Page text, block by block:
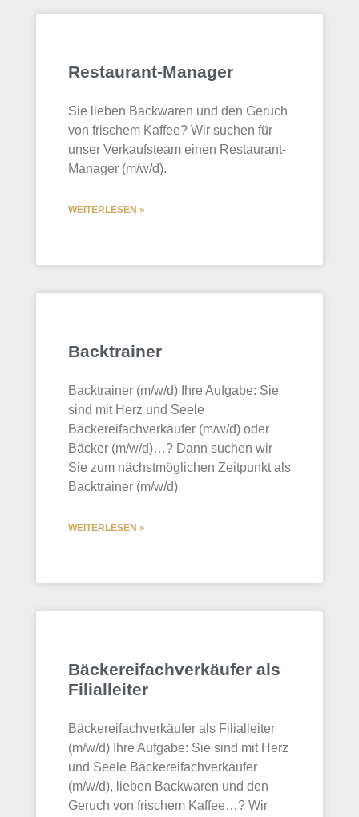
Restaurant-Manager
Sie lieben Backwaren und den Geruch
von frischem Kaffee? Wir suchen für
unser Verkaufsteam einen Restaurant-
Manager (m/w/d).
WEITERLESEN »
Backtrainer
Backtrainer (m/w/d) Ihre Aufgabe: Sie
sind mit Herz und Seele
Bäckereifachverkäufer (m/w/d) oder
Bäcker (m/w/d)…? Dann suchen wir
Sie zum nächstmöglichen Zeitpunkt als
Backtrainer (m/w/d)
WEITERLESEN »
Bäckereifachverkäufer als
Filialleiter
Bäckereifachverkäufer als Filialleiter
(m/w/d) Ihre Aufgabe: Sie sind mit Herz
und Seele Bäckereifachverkäufer
(m/w/d), lieben Backwaren und den
Geruch von frischem Kaffee…? Wir